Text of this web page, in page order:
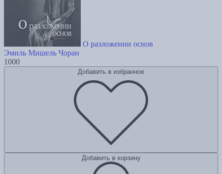
О разложении основ
Эмиль Мишель Чоран
1000
Добавить в избранное
Добавить в корзину